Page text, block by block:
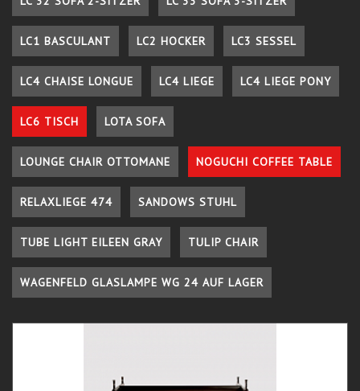
LC1 BASCULANT LC2 HOCKER LC3 SESSEL
LC4 CHAISE LONGUE LC4 LIEGE LC4 LIEGE PONY
LC6 TISCH LOTA SOFA
LOUNGE CHAIR OTTOMANE NOGUCHI COFFEE TABLE
RELAXLIEGE 474 SANDOWS STUHL
TUBE LIGHT EILEEN GRAY TULIP CHAIR
WAGENFELD GLASLAMPE WG 24 AUF LAGER